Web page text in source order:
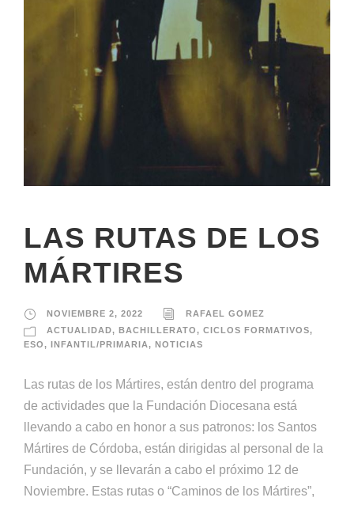
LAS RUTAS DE LOS
MÁRTIRES
NOVIEMBRE 2, 2022
RAFAEL GOMEZ
ACTUALIDAD, BACHILLERATO, CICLOS FORMATIVOS,
ESO, INFANTIL/PRIMARIA, NOTICIAS
Las rutas de los Mártires, están dentro del programa
de actividades que la Fundación Diocesana está
llevando a cabo en honor a sus patronos: los Santos
Mártires de Córdoba, están dirigidas al personal de la
Fundación, y se llevarán a cabo el próximo 12 de
Noviembre. Estas rutas o “Caminos de los Mártires”,